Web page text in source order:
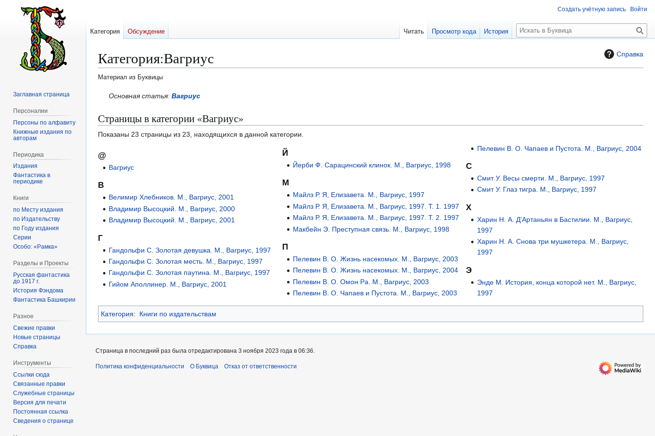
Справка
Категория:Вагриус
Материал из Буквицы
Перейти
навигации
Перейти
поиску
Основная статья:Вагриус
Страницы в категории «Вагриус»
Показаны 23 страницы из 23, находящихся в данной категории.
@
Вагриус
В
Велимир Хлебников. М., Вагриус, 2001
Владимир Высоцкий. М., Вагриус, 2000
Владимир Высоцкий. М., Вагриус, 2001
Г
Гандольфи С. Золотая девушка. М., Вагриус, 1997
Гандольфи С. Золотая месть. М., Вагриус, 1997
Гандольфи С. Золотая паутина. М., Вагриус, 1997
Гийом Аполлинер. М., Вагриус, 2001
Й
Йерби Ф. Сарацинский клинок. М., Вагриус, 1998
М
Майлз Р. Я, Елизавета. М., Вагриус, 1997
Майлз Р. Я, Елизавета. М., Вагриус, 1997. Т. 1. 1997
Майлз Р. Я, Елизавета. М., Вагриус, 1997. Т. 2. 1997
Макбейн Э. Преступная связь. М., Вагриус, 1998
П
Пелевин В. О. Жизнь насекомых. М., Вагриус, 2003
Пелевин В. О. Жизнь насекомых. М., Вагриус, 2004
Пелевин В. О. Омон Ра. М., Вагриус, 2003
Пелевин В. О. Чапаев и Пустота. М., Вагриус, 2003
Пелевин В. О. Чапаев и Пустота. М., Вагриус, 2004
С
Смит У. Весы смерти. М., Вагриус, 1997
Смит У. Глаз тигра. М., Вагриус, 1997
Х
Харин Н. А. Д'Артаньян в Бастилии. М., Вагриус,
1997
Харин Н. А. Снова три мушкетера. М., Вагриус,
1997
Э
Энде М. История, конца которой нет. М., Вагриус,
1997
Категория: Книги по издательствам
Создать учётную запись Войти
Категория Обсуждение Читать Просмотр кода История
П
о
к
Заглавная страница
Персоналии
Персоны по алфавиту
Книжные издания по
авторам
Периодика
Издания
Фантастика в
периодике
Книги
по Месту издания
по Издательству
по Году издания
Серии
Особо: «Рамка»
Разделы и Проекты
Русская фантастика
до 1917 г.
История Фэндома
Фантастика Башкирии
Разное
Свежие правки
Новые страницы
Справка
Инструменты
Ссылки сюда
Связанные правки
Служебные страницы
Версия для печати
Постоянная ссылка
Сведения о странице
Страница в последний раз была отредактирована 3 ноября 2023 года в 06:36.
Политика конфиденциальности О Буквица Отказ от ответственности